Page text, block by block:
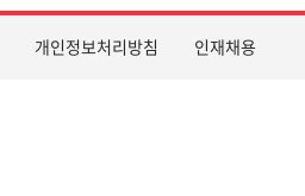
개인정보처리방침 인재채용